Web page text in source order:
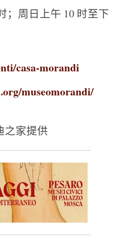
；周日上午 10 时至下
casa-morandi
museomorandi/
之家提供